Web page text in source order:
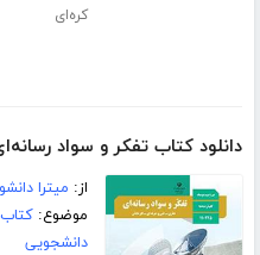
کره‌ای
دانلود کتاب تفکر و سواد
از: میترا
موضوع:
دانشجویی